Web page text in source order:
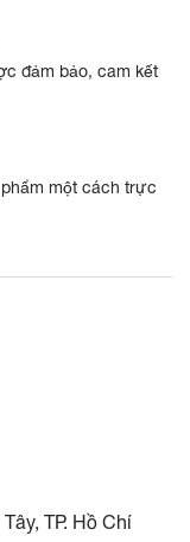
đảm bảo, cam kết
một cách trực
TP. Hồ Chí